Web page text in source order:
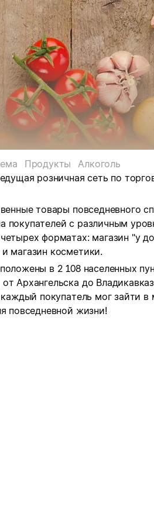
Продукты
Алкоголь
розничная сеть по
товары повседневного
покупателей с различным
форматах: магазин "у
магазин косметики.
в 2 108 населенных
Архангельска до
покупатель мог зайти в
повседневной жизни!